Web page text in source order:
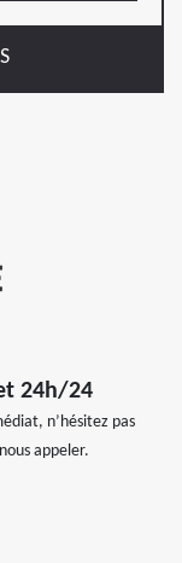
24h/24
n’hésitez pas
appeler.